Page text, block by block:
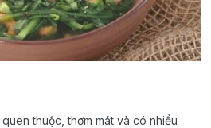
thuộc, thơm mát và có nhiều